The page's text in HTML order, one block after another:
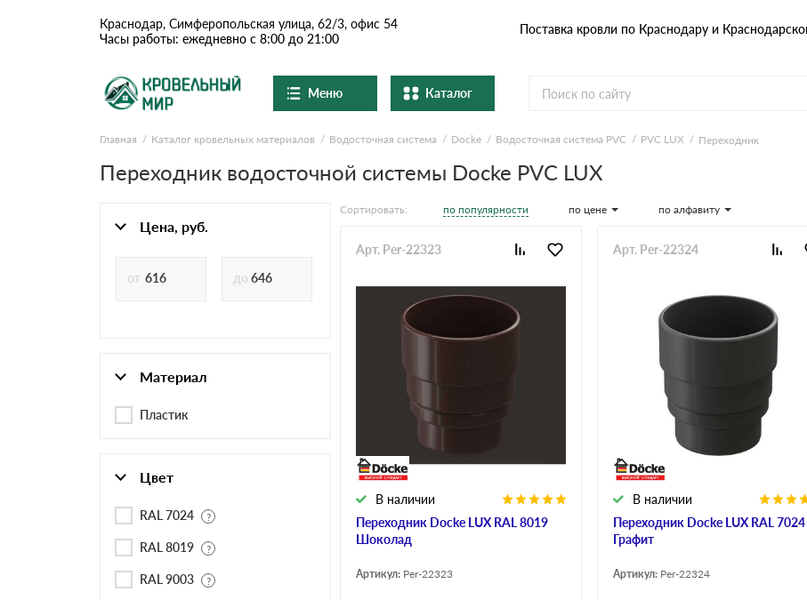
Поставка кровли по Краснодару и
Краснодар, Симферопольская улица, 62/3, офис 54
Часы работы: ежедневно с 8:00 до 21:00
Меню
О компании
Вопросы-ответы
Каталог
Ондулин и шифер Металлочерепица
Сланцевая кровля Профнастил и штакетник
Доборные элементы Комплектующие
Черепица Ондулин Ондулин Смарт
Шифер 7-волновой
Главная Каталог кровельных материалов Водосточная система Docke Водосточная система PVC PVC LUX Переходник
Переходник водосточной системы Docke PVC LUX
Цена, руб.
Материал
Пластик
Цвет
RAL 7024
RAL 8019
RAL 9003
Сортировать: по популярности по цене по алфавиту
Переходник Docke LUX RAL 8019
Шоколад
В наличии
Арт. Per-22323
Артикул: Per-22323
Переходник Docke LUX RAL 7024
Графит
В наличии
Арт. Per-22324
Артикул: Per-22324